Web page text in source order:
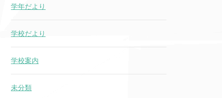
学年だより
学校だより
学校案内
未分類